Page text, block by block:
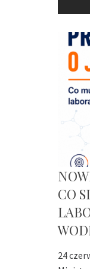
CO
24